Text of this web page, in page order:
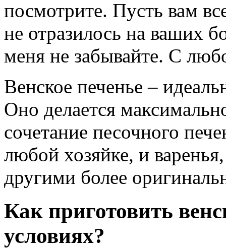
посмотрите. Пусть вам
не отразилось на ваших
меня не забывайте. С
Венское печенье –
Оно делается
сочетание песочного
любой хозяйке, и
другими более
Как приготовить
условиях?